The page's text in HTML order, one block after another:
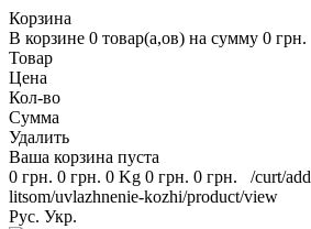
Корзина
В корзине 0 товар(а,ов) на сумму 0 грн.
Товар
Цена
Кол-во
Сумма
Удалить
Ваша корзина пуста
0 грн. 0 грн. 0 Kg 0 грн. 0 грн. /curt/add
litsom/uvlazhnenie-kozhi/product/view
Рус. Укр.